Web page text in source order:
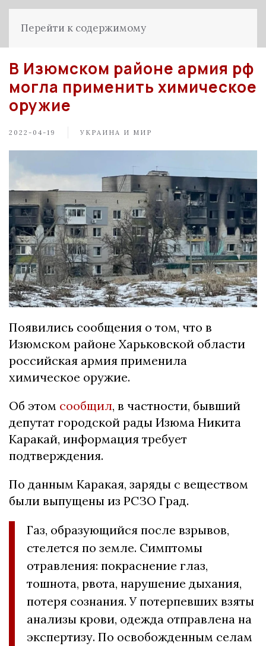
Перейти к содержимому
В Изюмском районе армия рф
могла применить химическое
оружие
2022-04-19 УКРАИНА И МИР
Появились сообщения о том, что в
Изюмском районе Харьковской области
российская армия применила
химическое оружие.
Об этом сообщил, в частности, бывший
депутат городской рады Изюма Никита
Каракай, информация требует
подтверждения.
По данным Каракая, заряды с веществом
были выпущены из РСЗО Град.
Газ, образующийся после взрывов,
стелется по земле. Симптомы
отравления: покраснение глаз,
тошнота, рвота, нарушение дыхания,
потеря сознания. У потерпевших взяты
анализы крови, одежда отправлена на
экспертизу. По освобожденным селам